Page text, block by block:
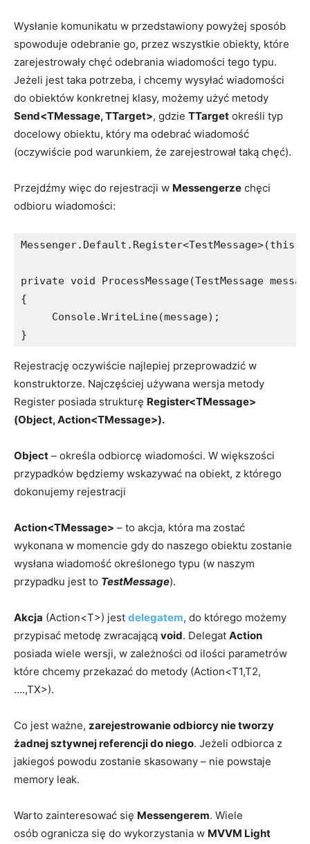
Wysłanie komunikatu w przedstawiony powyżej sposób
spowoduje odebranie go, przez wszystkie obiekty, które
zarejestrowały chęć odebrania wiadomości tego typu.
Jeżeli jest taka potrzeba, i chcemy wysyłać wiadomości
do obiektów konkretnej klasy, możemy użyć metody
Send<TMessage, TTarget>, gdzie TTarget określi typ
docelowy obiektu, który ma odebrać wiadomość
(oczywiście pod warunkiem, że zarejestrował taką chęć).
Przejdźmy więc do rejestracji w Messengerze chęci
odbioru wiadomości:
Messenger.Default.Register<TestMessage>(this,
private void ProcessMessage(TestMessage
{
     Console.WriteLine(message);
Rejestrację oczywiście najlepiej przeprowadzić w
konstruktorze. Najczęściej używana wersja metody
Register posiada strukturę Register<TMessage>
(Object, Action<TMessage>).
Object – określa odbiorcę wiadomości. W większości
przypadków będziemy wskazywać na obiekt, z którego
dokonujemy rejestracji
Action<TMessage> – to akcja, która ma zostać
wykonana w momencie gdy do naszego obiektu zostanie
wysłana wiadomość określonego typu (w naszym
przypadku jest to TestMessage).
Akcja (Action<T>) jest delegatem, do którego możemy
przypisać metodę zwracającą void. Delegat Action
posiada wiele wersji, w zależności od ilości parametrów
które chcemy przekazać do metody (Action<T1,T2,
….,TX>).
Co jest ważne, zarejestrowanie odbiorcy nie tworzy
żadnej sztywnej referencji do niego. Jeżeli odbiorca z
jakiegoś powodu zostanie skasowany – nie powstaje
memory leak.
Warto zainteresować się Messengerem. Wiele
osób ogranicza się do wykorzystania w MVVM Light